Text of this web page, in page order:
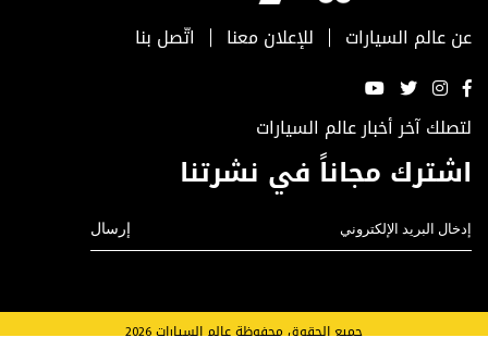
عن عالم السيارات للإعلان معنا اتّصل بنا
لتصلك آخر أخبار عالم السيارات
اشترك مجاناً في نشرتنا
جميع الحقوق محفوظة عالم السيارات 2026